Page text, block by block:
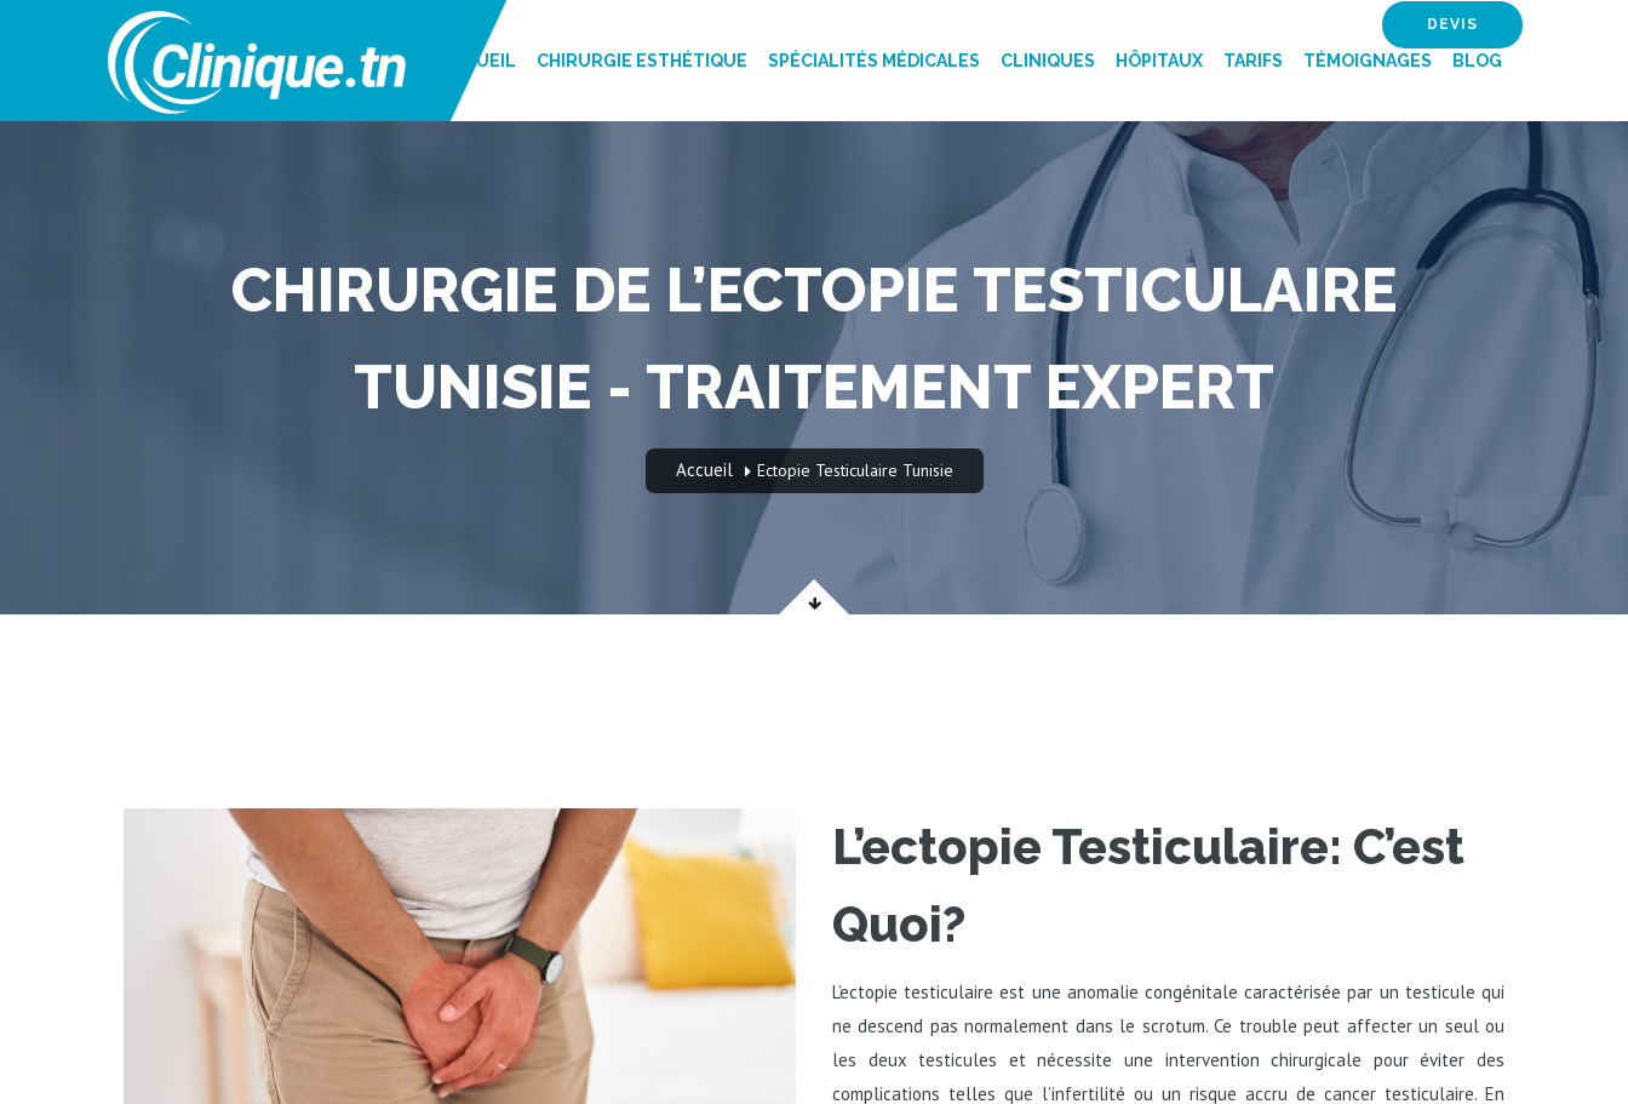
ACCUEIL CHIRURGIE ESTHÉTIQUE SPÉCIALITÉS MÉDICALES CLINIQUES HÔPITAUX TARIFS TÉMOIGNAGES BLOG
DEVIS
CHIRURGIE DE L’ECTOPIE TESTICULAIRE
TUNISIE - TRAITEMENT EXPERT
Accueil Ectopie Testiculaire Tunisie
L’ectopie Testiculaire: C’est
Quoi?
L’ectopie testiculaire est une anomalie congénitale caractérisée par un testicule qui
ne descend pas normalement dans le scrotum. Ce trouble peut affecter un seul ou
les deux testicules et nécessite une intervention chirurgicale pour éviter des
complications telles que l’infertilité ou un risque accru de cancer testiculaire. En